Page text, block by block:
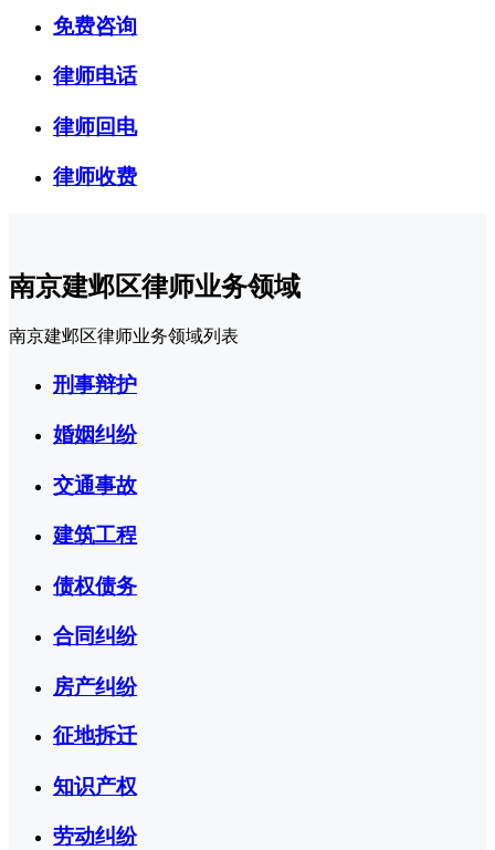
免费咨询
律师电话
律师回电
律师收费
南京建邺区律师业务领域
南京建邺区律师业务领域列表
刑事辩护
婚姻纠纷
交通事故
建筑工程
债权债务
合同纠纷
房产纠纷
征地拆迁
知识产权
劳动纠纷